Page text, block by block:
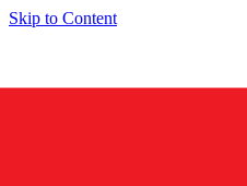
Skip to Content